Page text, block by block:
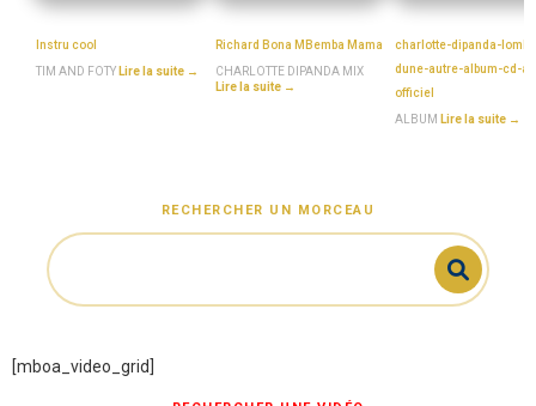
Instru cool
TIM AND FOTY Lire la suite →
Richard Bona MBemba Mama
CHARLOTTE DIPANDA MIX
Lire la suite →
charlotte-dipanda-
dune-autre-album-cd-
officiel
ALBUM Lire la suite →
RECHERCHER UN MORCEAU
[mboa_video_grid]